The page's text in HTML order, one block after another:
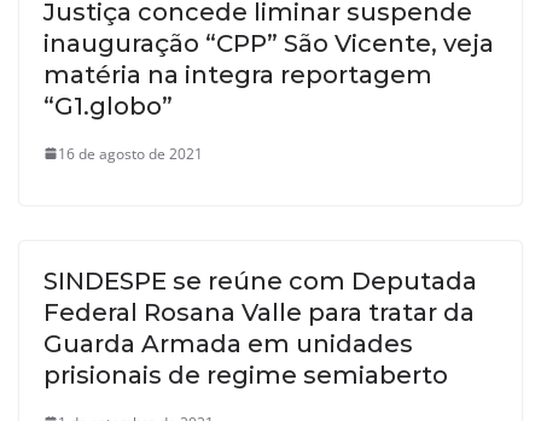
Justiça concede liminar suspende
inauguração “CPP” São Vicente, veja
matéria na integra reportagem
“G1.globo”
16 de agosto de 2021
SINDESPE se reúne com Deputada
Federal Rosana Valle para tratar da
Guarda Armada em unidades
prisionais de regime semiaberto